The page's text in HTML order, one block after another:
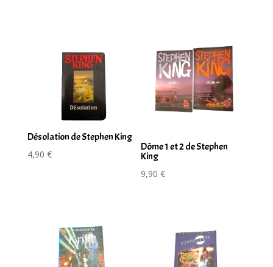
Désolation de Stephen King
4,90 €
Dôme 1 et 2 de Stephen
King
9,90€